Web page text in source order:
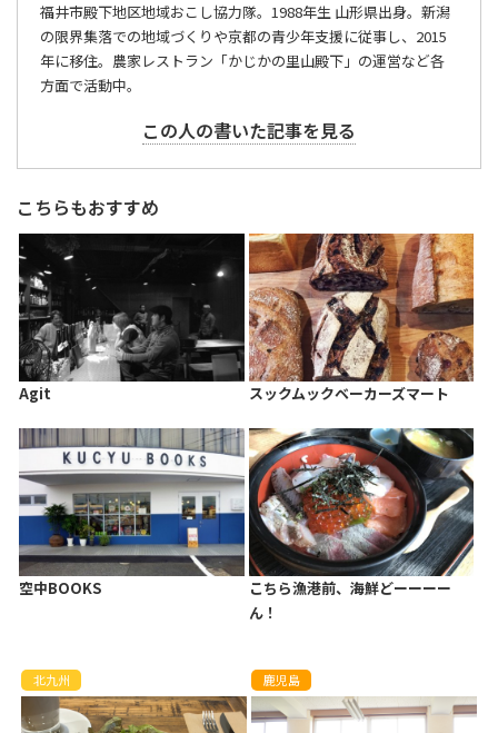
福井市殿下地区地域おこし協力隊。1988年生 山形県出身。新潟
の限界集落での地域づくりや京都の青少年支援に従事し、2015
年に移住。農家レストラン「かじかの里山殿下」の運営など各
方面で活動中。
この人の書いた記事を見る
こちらもおすすめ
Agit スックムックベーカーズマート
空中BOOKS
こちら漁港前、海鮮どーーーー
ん！
北九州 鹿児島